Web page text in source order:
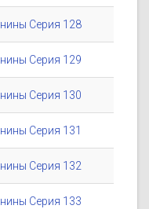
Серия 128
Серия 129
Серия 130
Серия 131
Серия 132
Серия 133